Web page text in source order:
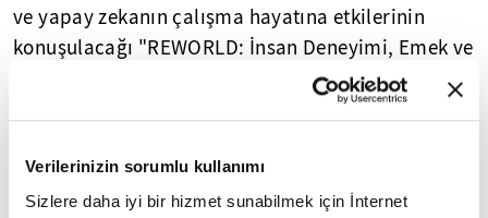
Verilerinizin sorumlu kullanımı
Sizlere daha iyi bir hizmet sunabilmek için İnternet
ve yapay zekanın çalışma hayatına etkilerinin
konuşulacağı "REWORLD: İnsan Deneyimi, Emek ve
Yapay Zeka" başlıklı oturumlar gerçekleştirilecek.
konuların ele alınacağı söyleşilerin de yapılacağı
festival, çocuklar ve gençler için hazırlanan